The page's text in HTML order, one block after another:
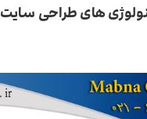
های طراحی سایت